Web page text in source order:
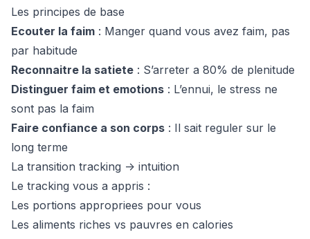
Les principes de base
Ecouter la faim : Manger quand vous avez faim, pas
par habitude
Reconnaitre la satiete : S’arreter a 80% de plenitude
Distinguer faim et emotions : L’ennui, le stress ne
sont pas la faim
Faire confiance a son corps : Il sait reguler sur le
long terme
La transition tracking -> intuition
Le tracking vous a appris :
Les portions appropriees pour vous
Les aliments riches vs pauvres en calories